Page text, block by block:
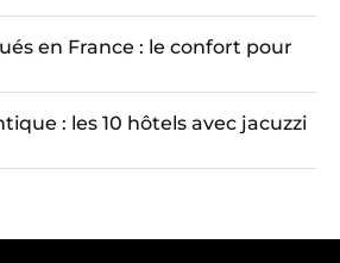
en France : le confort pour
: les 10 hôtels avec jacuzzi